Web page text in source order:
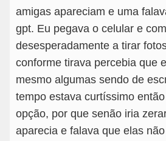
amigas apareciam e uma
gpt. Eu pegava o celular e
desesperadamente a tirar
conforme tirava percebia que
mesmo algumas sendo de
tempo estava curtíssimo
opção, por que senão iria
aparecia e falava que elas